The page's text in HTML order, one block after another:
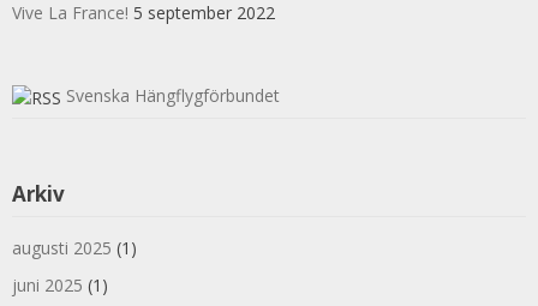
Vive La France! 5 september 2022
Svenska Hängflygförbundet
Arkiv
augusti 2025 (1)
juni 2025 (1)